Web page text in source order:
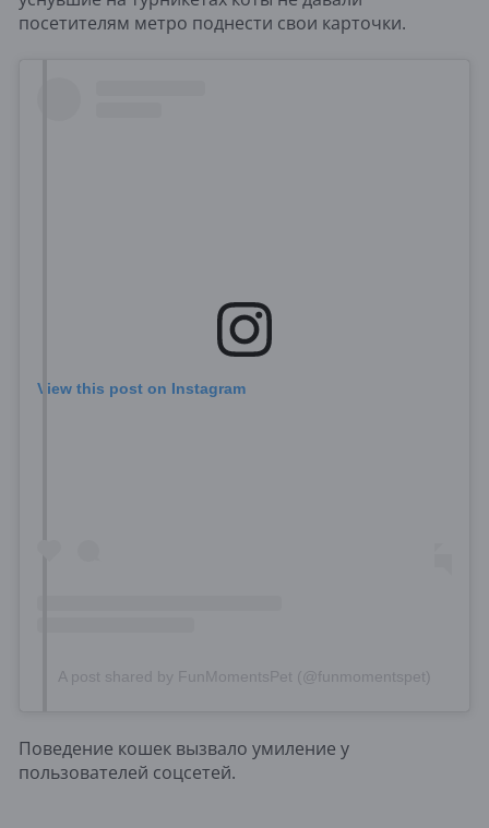
посетителям метро поднести свои карточки.
View this post on Instagram
A post shared by FunMomentsPet (@funmomentspet)
Поведение кошек вызвало умиление у
пользователей соцсетей.